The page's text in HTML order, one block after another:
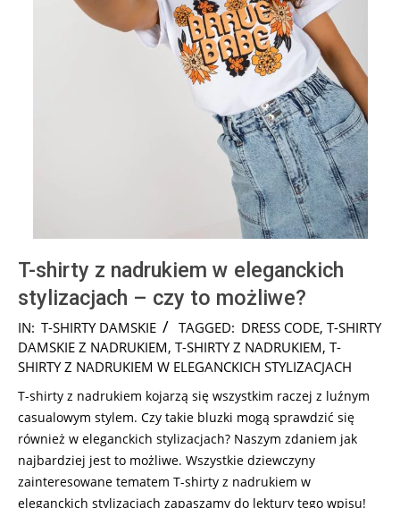
T-shirty z nadrukiem w eleganckich
stylizacjach – czy to możliwe?
2025-
08-
20
IN: T-SHIRTY DAMSKIE TAGGED: DRESS CODE, T-SHIRTY
DAMSKIE Z NADRUKIEM, T-SHIRTY Z NADRUKIEM, T-
SHIRTY Z NADRUKIEM W ELEGANCKICH STYLIZACJACH
T-shirty z nadrukiem kojarzą się wszystkim raczej z luźnym
casualowym stylem. Czy takie bluzki mogą sprawdzić się
również w eleganckich stylizacjach? Naszym zdaniem jak
najbardziej jest to możliwe. Wszystkie dziewczyny
zainteresowane tematem T-shirty z nadrukiem w
eleganckich stylizacjach zapaszamy do lektury tego wpisu!